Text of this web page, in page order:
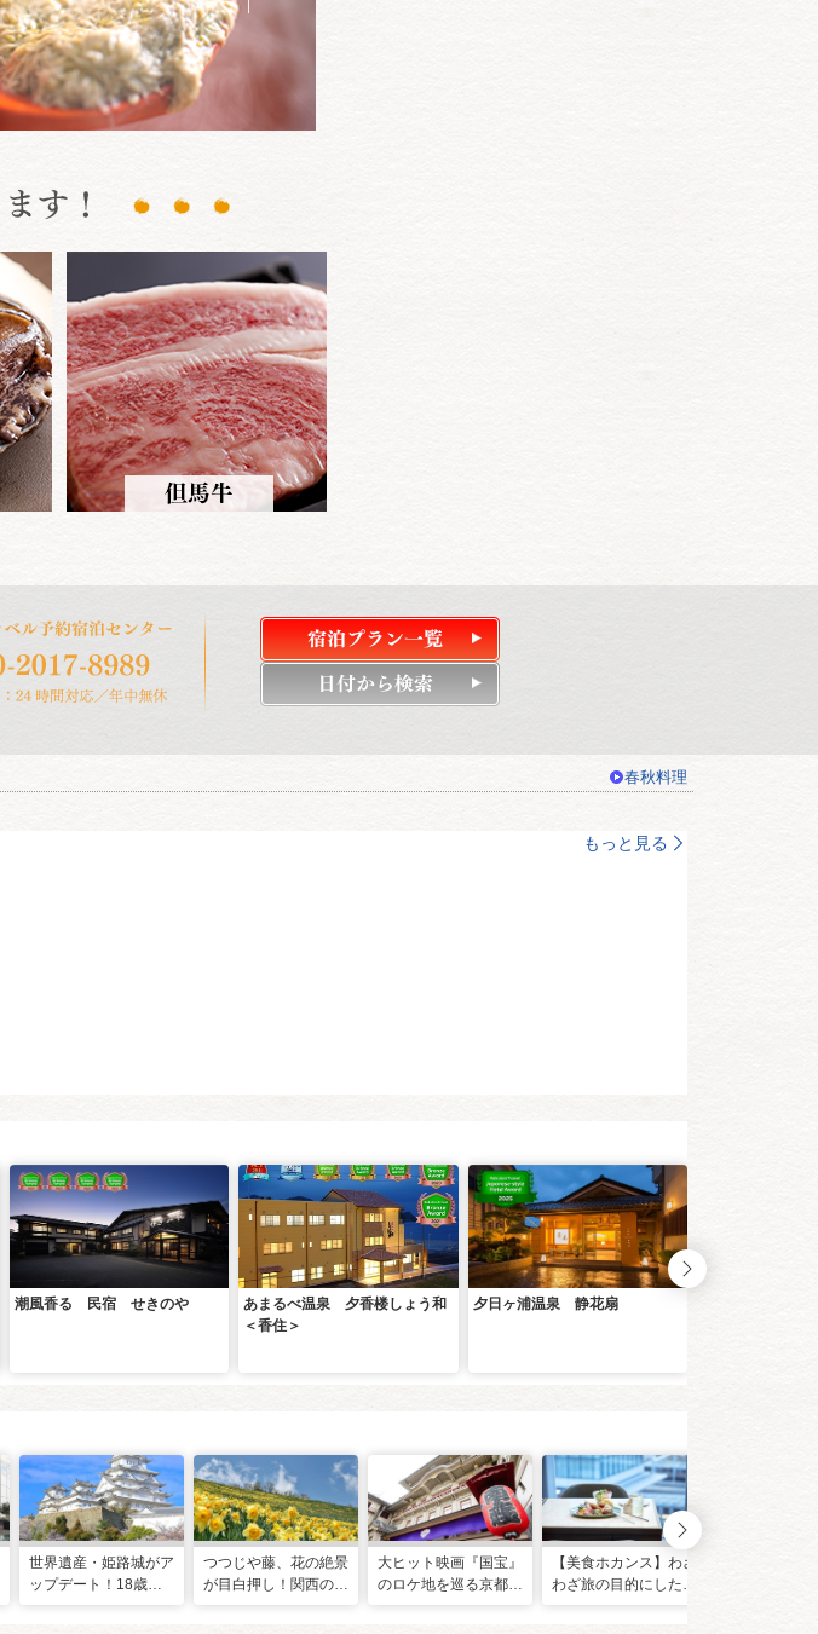
春秋料理
もっと見る
潮風香る 民宿 せきのや
あまるべ温泉 夕香楼しょう和
＜香住＞
夕日ヶ浦温泉 静花扇
世界遺産・姫路城がア
ップデート！18歳未
つつじや藤、花の絶景
が目白押し！関西の5
大ヒット映画『国宝』
のロケ地を巡る京都旅
【美食ホカンス】わざ
わざ旅の目的にしたい